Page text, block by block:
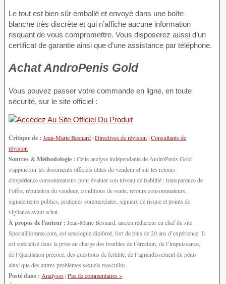
Le tout est bien sûr emballé et envoyé dans une boîte
blanche très discrète et qui n’affiche aucune information
risquant de vous compromettre. Vous disposerez aussi d’un
certificat de garantie ainsi que d’une assistance par téléphone.
Achat AndroPenis Gold
Vous pouvez passer votre commande en ligne, en toute
sécurité, sur le site officiel :
Critique de : Jean-Marie Besnard|Directives de révision|Consultants de
révision
Sources & Méthodologie : Cette analyse indépendante de AndroPenis Gold
s'appuie sur les documents officiels utiles du vendeur et sur les retours
d'expérience consommateurs pour évaluer son niveau de fiabilité : transparence de
l’offre, réputation du vendeur, conditions de vente, retours consommateurs,
signalements publics, pratiques commerciales, signaux de risque et points de
vigilance avant achat.
À propos de l'auteur : Jean-Marie Besnard, ancien rédacteur en chef du site
SpecialHomme.com, est sexologue diplômé, fort de plus de 20 ans d’expérience. Il
est spécialisé dans la prise en charge des troubles de l’érection, de l’impuissance,
de l’éjaculation précoce, des questions de fertilité, de l’agrandissement du pénis
ainsi que des autres problèmes sexuels masculins.
Posté dans : Analyses|Pas de commentaires »